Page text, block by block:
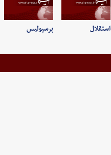
استقلال پرسپولیس